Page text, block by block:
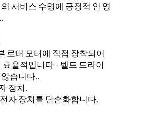
서비스 수명에 긍정적 인 영
로터 모터에 직접 장착되어
효율적입니다 - 벨트 드라이
습니다..
장치.
자 장치를 단순화합니다.